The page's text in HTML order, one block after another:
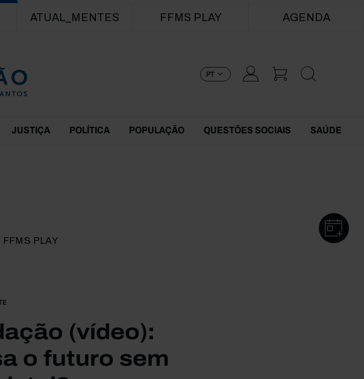
ATUAL_MENTES FFMS PLAY AGENDA
PT
JUSTIÇA POLÍTICA POPULAÇÃO QUESTÕES SOCIAIS SAÚDE
FFMS PLAY
(vídeo):
o futuro sem